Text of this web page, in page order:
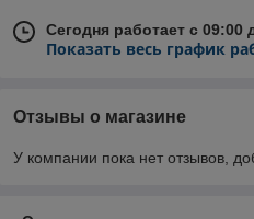
Сегодня работает с 09:00
Показать весь график
Отзывы о магазине
У компании пока нет отзывов,